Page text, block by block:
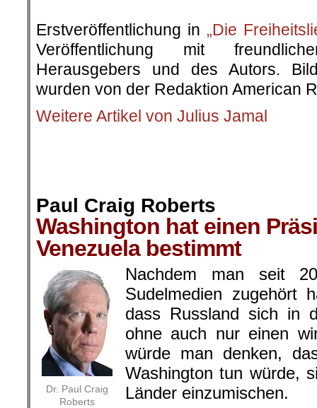
Erstveröffentlichung in „Die
Veröffentlichung mit
Herausgebers und des Autors.
wurden von der Redaktion American
Weitere Artikel von Julius Jamal
Paul Craig Roberts
Washington hat einen
Venezuela bestimmt
Dr. Paul Craig
Roberts
Nachdem man seit
Sudelmedien zugehört
dass Russland sich in
ohne auch nur einen
würde man denken,
Washington tun würde,
Länder einzumischen.